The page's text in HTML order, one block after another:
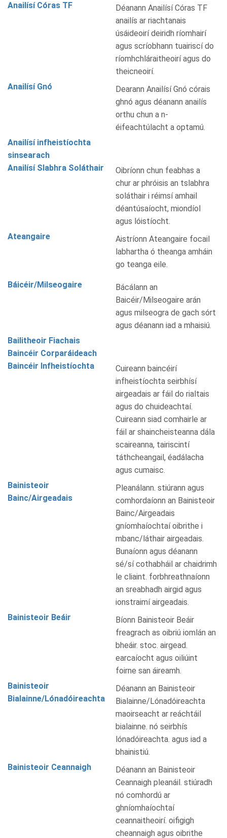
Anailísí Córas TF
Déanann Anailísí Córas TF
anailís ar riachtanais
úsáideoirí deiridh ríomhairí
agus scríobhann tuairiscí do
ríomhchláraitheoirí agus do
theicneoirí.
Anailísí Gnó
Dearann Anailísí Gnó córais
ghnó agus déanann anailís
orthu chun a n-
éifeachtúlacht a optamú.
Anailísí infheistíochta
sinsearach
Anailísí Slabhra Soláthair
Oibríonn chun feabhas a
chur ar phróisis an tslabhra
soláthair i réimsí amhail
déantúsaíocht, miondíol
agus lóistíocht.
Ateangaire
Aistríonn Ateangaire focail
labhartha ó theanga amháin
go teanga eile.
Báicéir/Milseogaire
Bácálann an
Baicéir/Milseogaire arán
agus milseogra de gach sórt
agus déanann iad a mhaisiú.
Bailitheoir Fiachais
Baincéir Corparáideach
Baincéir Infheistíochta
Cuireann baincéirí
infheistíochta seirbhísí
airgeadais ar fáil do rialtais
agus do chuideachtaí.
Cuireann siad comhairle ar
fáil ar shaincheisteanna dála
scaireanna, tairiscintí
táthcheangail, éadálacha
agus cumaisc.
Bainisteoir
Bainc/Airgeadais
Pleanálann. stiúrann agus
comhordaíonn an Bainisteoir
Bainc/Airgeadais
gníomhaíochtaí oibrithe i
mbanc/láthair airgeadais.
Bunaíonn agus déanann
sé/sí cothabháil ar chaidrimh
le cliaint. forbhreathnaíonn
an sreabhadh airgid agus
ionstraimí airgeadais.
Bainisteoir Beáir
Bíonn Bainisteoir Beáir
freagrach as oibriú iomlán an
bheáir. stoc. airgead.
earcaíocht agus oiliúint
foirne san áireamh.
Bainisteoir
Bialainne/Lónadóireachta
Déanann an Bainisteoir
Bialainne/Lónadóireachta
maoirseacht ar reáchtáil
bialainne. nó seirbhís
lónadóireachta. agus iad a
bhainistiú.
Bainisteoir Ceannaigh
Déanann an Bainisteoir
Ceannaigh pleanáil. stiúradh
nó comhordú ar
ghníomhaíochtaí
ceannaitheoirí. oifigigh
cheannaigh agus oibrithe